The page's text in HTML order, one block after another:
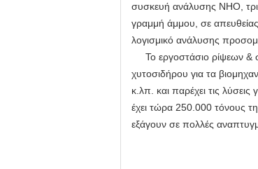
συσκευή ανάλυσης NHO,
γραμμή άμμου, σε
λογισμικό ανάλυσης
Το εργοστάσιο ρίψεων &
χυτοσιδήρου για τα
κ.λπ. και παρέχει τις
έχει τώρα 250.000 τόνους
εξάγουν σε πολλές